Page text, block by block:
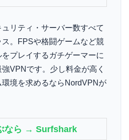
リティ・サーバー数すべて
。FPSや格闘ゲームなど競
プレイするガチゲーマーに
VPNです。少し料金が高く
境を求めるならNordVPNが
なら → Surfshark